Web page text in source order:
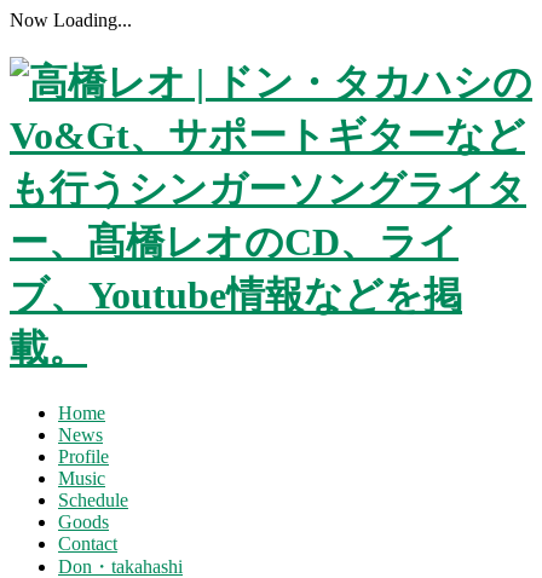
Now Loading...
Home
News
Profile
Music
Schedule
Goods
Contact
Don・takahashi